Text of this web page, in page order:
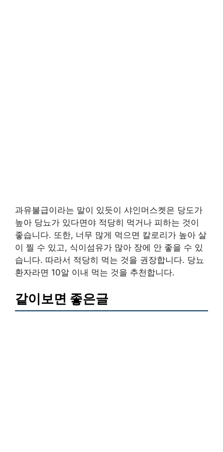
과유불급이라는 말이 있듯이 샤인머스켓은 당도가
높아 당뇨가 있다면야 적당히 먹거나 피하는 것이
좋습니다. 또한, 너무 많게 먹으면 칼로리가 높아 살
이 찔 수 있고, 식이섬유가 많아 장에 안 좋을 수 있
습니다. 따라서 적당히 먹는 것을 권장합니다. 당뇨
환자라면 10알 이내 먹는 것을 추천합니다.
같이보면 좋은글